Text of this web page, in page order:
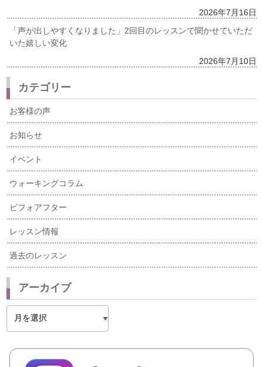
2026年7月16日
「声が出しやすくなりました」2回目のレッスンで聞かせていただ
いた嬉しい変化
2026年7月10日
カテゴリー
お客様の声
お知らせ
イベント
ウォーキングコラム
ビフォアフター
レッスン情報
過去のレッスン
アーカイブ
イ